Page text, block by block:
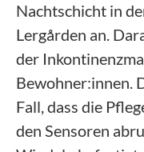
Nachtschicht in
Lergården an.
der
Bewohner:innen.
Fall, dass die
den Sensoren